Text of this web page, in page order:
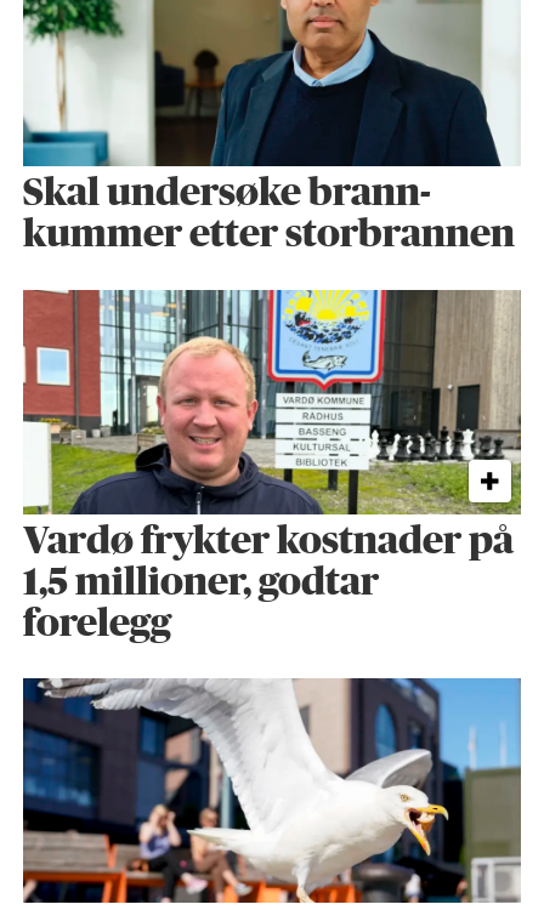
Skal undersøke brann­
kummer etter storbrannen
Vardø frykter kostnader på
1,5 millioner, godtar
forelegg